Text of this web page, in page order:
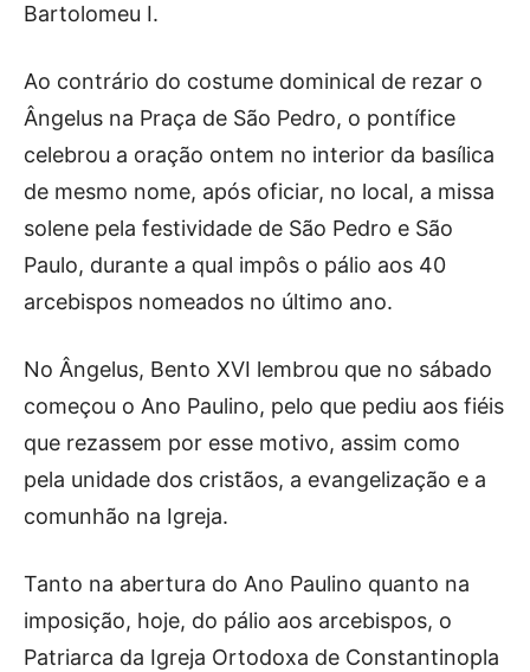
Bartolomeu I.
Ao contrário do costume dominical de rezar o
Ângelus na Praça de São Pedro, o pontífice
celebrou a oração ontem no interior da basílica
de mesmo nome, após oficiar, no local, a missa
solene pela festividade de São Pedro e São
Paulo, durante a qual impôs o pálio aos 40
arcebispos nomeados no último ano.
No Ângelus, Bento XVI lembrou que no sábado
começou o Ano Paulino, pelo que pediu aos fiéis
que rezassem por esse motivo, assim como
pela unidade dos cristãos, a evangelização e a
comunhão na Igreja.
Tanto na abertura do Ano Paulino quanto na
imposição, hoje, do pálio aos arcebispos, o
Patriarca da Igreja Ortodoxa de Constantinopla